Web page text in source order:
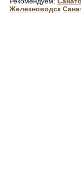
Железноводск